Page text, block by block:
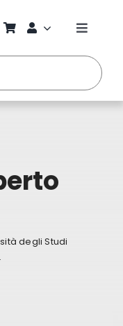
Toggle
Chi
degli Studi